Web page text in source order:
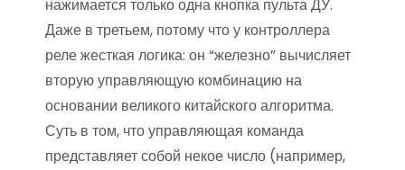
нажимается только одна кнопка пульта ДУ.
Даже в третьем, потому что у контроллера
реле жесткая логика: он “железно” вычисляет
вторую управляющую комбинацию на
основании великого китайского алгоритма.
Суть в том, что управляющая команда
представляет собой некое число (например,